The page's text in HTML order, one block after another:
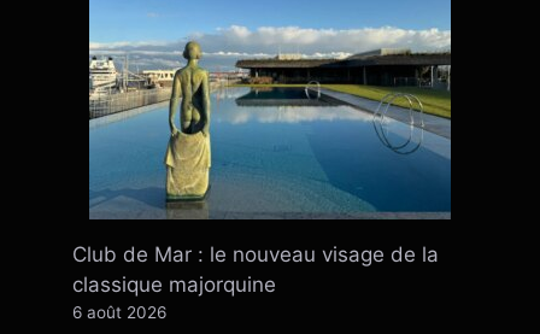
Club de Mar : le nouveau visage de la
classique majorquine
6 août 2026